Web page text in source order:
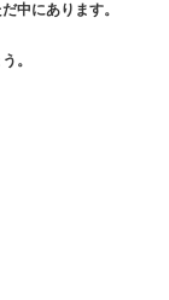
中にあります。
。